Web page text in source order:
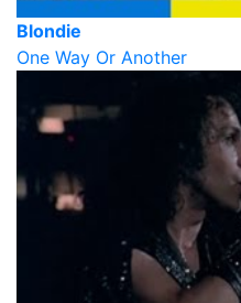
Blondie
One Way Or Another